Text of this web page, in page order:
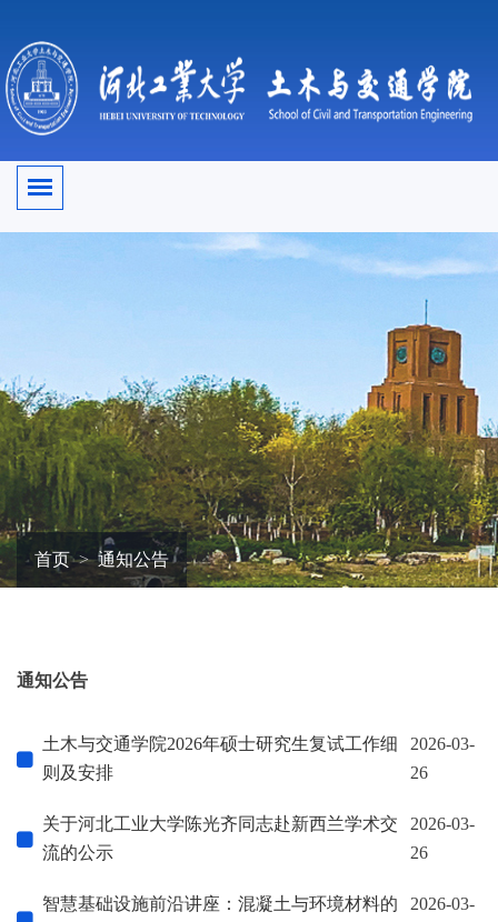
首页 通知公告
通知公告
土木与交通学院2026年硕士研究生复试工作细
则及安排
2026-03-
26
关于河北工业大学陈光齐同志赴新西兰学术交
流的公示
2026-03-
26
智慧基础设施前沿讲座：混凝土与环境材料的
2026-03-